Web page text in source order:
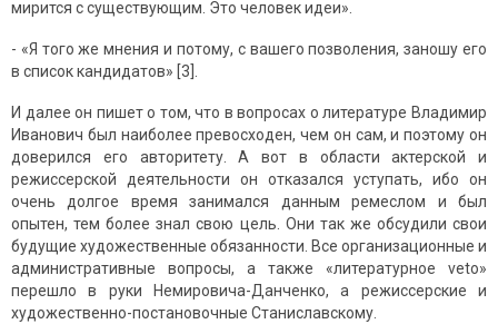
мирится с существующим. Это человек идеи».
- «Я того же мнения и потому, с вашего позволения, заношу его
в список кандидатов» [3].
И далее он пишет о том, что в вопросах о литературе Владимир
Иванович был наиболее превосходен, чем он сам, и поэтому он
доверился его авторитету. А вот в области актерской и
режиссерской деятельности он отказался уступать, ибо он
очень долгое время занимался данным ремеслом и был
опытен, тем более знал свою цель. Они так же обсудили свои
будущие художественные обязанности. Все организационные и
административные вопросы, а также «литературное veto»
перешло в руки Немировича-Данченко, а режиссерские и
художественно-постановочные Станиславскому.